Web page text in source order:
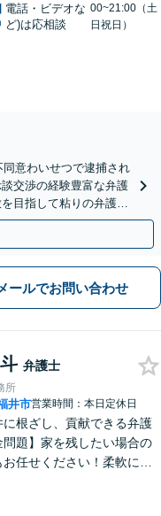
電話・ビデオな
ど)は応相談
00~21:00（土
日祝日）
同意わいせつで逮捕され
交渉の経験豊富な弁護
目指して粘りの弁護活
ールでお問い合わせ
弁護士
所
井市営業時間：本日定休日
に根ざし、貢献できる弁護
問題】家を残したい場合の
任せください！柔軟に対